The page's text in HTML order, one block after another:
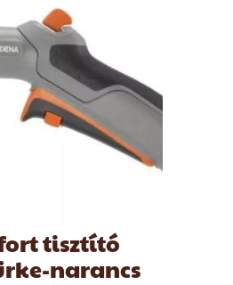
tisztító
narancs